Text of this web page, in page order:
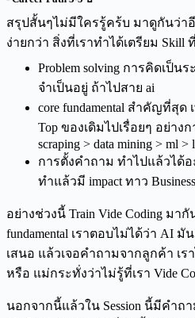
สรุปสั้นๆไม่มีใครรู้คร้บ มาดูกันว่า
ง่ายกว่า สิ่งที่เราทำได้เตรียม
Problem solving การคิดเป็นร
จำเป็นอยู่ ถ้าไปสาย ai
core fundamental สำคัญที่สุ
Top ของเดิมไปเรื่อยๆ อย่าง
scraping > data mining > ml >
การตั้งคำถาม ทำไปแล้วได้อ
ทำแล้วมี impact ทาว
อย่างช่วงนี้ Train Vide Coding มากั
fundamental เราตอบไม่ได้ว่า AI มั
เสนอ แล้วเจอคำถามจากลูกค้า เ
หรือ แม่กระทั่งว่าไม่รู้ที่เรา Vide
นอกจากนี้แล้วใน Session นี้มีคำ